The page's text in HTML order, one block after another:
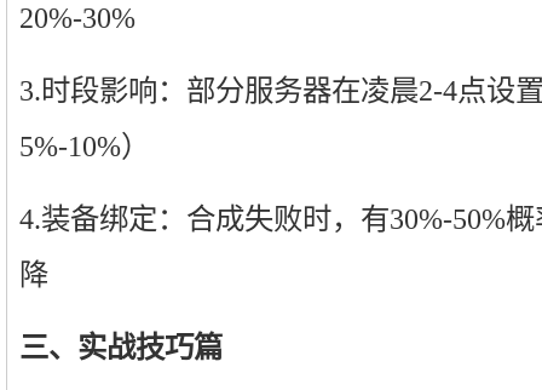
20%-30%
3.时段影响：部分服务器在凌晨2-4点设
5%-10%）
4.装备绑定：合成失败时，有30%-50%
降
三、实战技巧篇